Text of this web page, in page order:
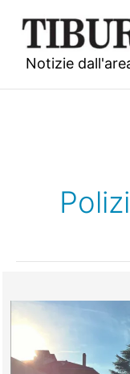
contenuto
Notizie